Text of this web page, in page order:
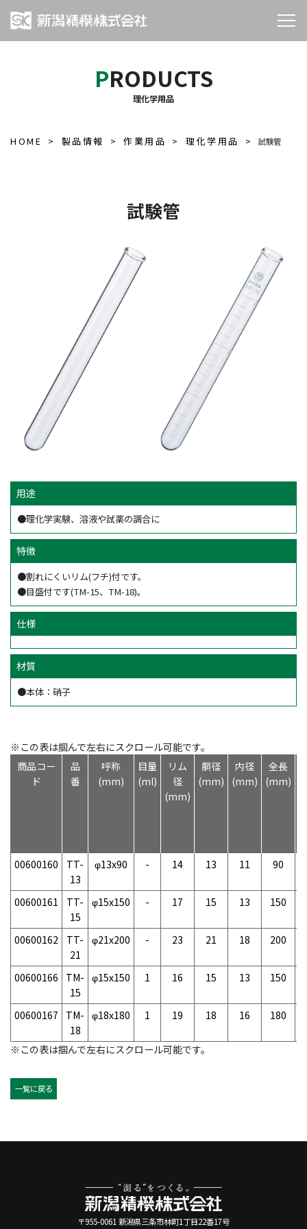
PRODUCTS
理化学用品
HOME 製品情報 作業用品 理化学用品 試験管
試験管
用途
●理化学実験、溶液や試薬の調合に
特徴
●割れにくいリム(フチ)付です。
●目盛付です(TM-15、TM-18)。
仕様
材質
●本体：硝子
※この表は掴んで左右にスクロール可能です。
商品コー
ド
品
番
呼称
(mm)
目量
(ml)
リム
径
(mm)
胴径
(mm)
内径
(mm)
全長
(mm)
00600160
TT-
13
φ13x90 - 14 13 11 90
00600161
TT-
15
φ15x150 - 17 15 13 150
00600162
TT-
21
φ21x200 - 23 21 18 200
00600166
TM-
15
φ15x150 1 16 15 13 150
00600167
TM-
18
φ18x180 1 19 18 16 180
※この表は掴んで左右にスクロール可能です。
一覧に戻る
〒955-0061 新潟県三条市林町1丁目22番17号